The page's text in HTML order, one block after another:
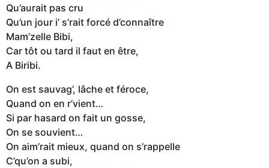
Qu’aurait pas cru
Qu’un jour i’ s’rait forcé d’connaître
Mam’zelle Bibi,
Car tôt ou tard il faut en être,
A Biribi.
On est sauvag’, lâche et féroce,
Quand on en r’vient…
Si par hasard on fait un gosse,
On se souvient…
On aim’rait mieux, quand on s’rappelle
C’qu’on a subi,